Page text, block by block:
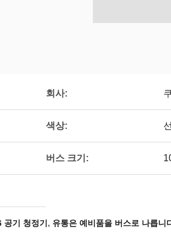
회사:
색상:
버스 크기:
기 청정기 , 유통은 예비품을 버스로 나릅니